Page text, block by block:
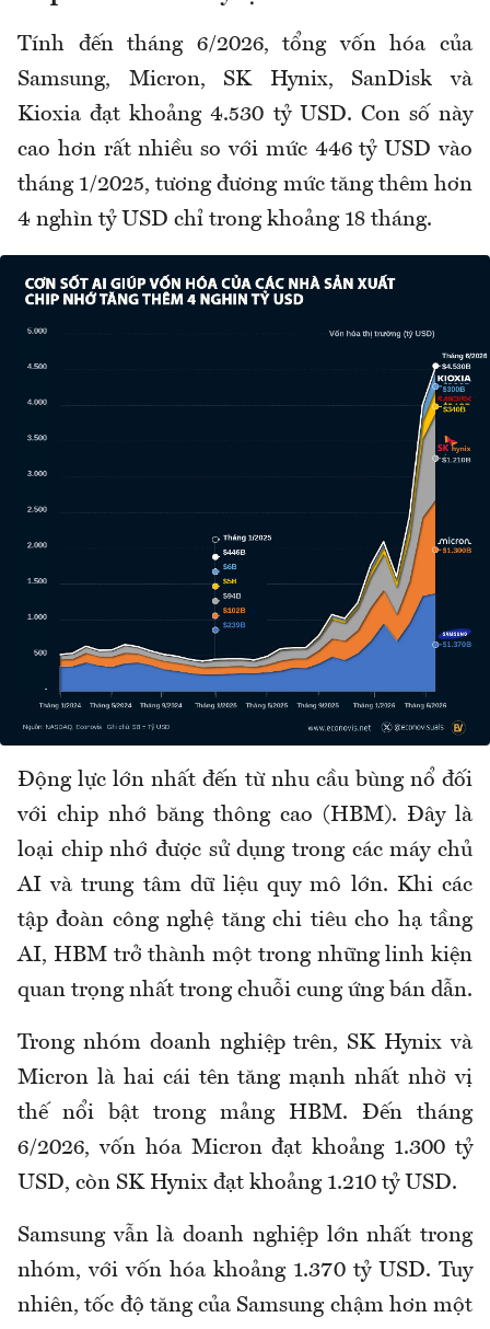
Tính đến tháng 6/2026, tổng vốn hóa của
Samsung, Micron, SK Hynix, SanDisk và
Kioxia đạt khoảng 4.530 tỷ USD. Con số này
cao hơn rất nhiều so với mức 446 tỷ USD vào
tháng 1/2025, tương đương mức tăng thêm hơn
4 nghìn tỷ USD chỉ trong khoảng 18 tháng.
Động lực lớn nhất đến từ nhu cầu bùng nổ đối
với chip nhớ băng thông cao (HBM). Đây là
loại chip nhớ được sử dụng trong các máy chủ
AI và trung tâm dữ liệu quy mô lớn. Khi các
tập đoàn công nghệ tăng chi tiêu cho hạ tầng
AI, HBM trở thành một trong những linh kiện
quan trọng nhất trong chuỗi cung ứng bán dẫn.
Trong nhóm doanh nghiệp trên, SK Hynix và
Micron là hai cái tên tăng mạnh nhất nhờ vị
thế nổi bật trong mảng HBM. Đến tháng
6/2026, vốn hóa Micron đạt khoảng 1.300 tỷ
USD, còn SK Hynix đạt khoảng 1.210 tỷ USD.
Samsung vẫn là doanh nghiệp lớn nhất trong
nhóm, với vốn hóa khoảng 1.370 tỷ USD. Tuy
nhiên, tốc độ tăng của Samsung chậm hơn một